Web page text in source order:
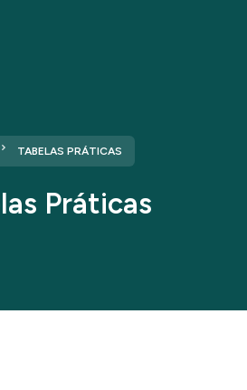
TABELAS PRÁTICAS
Práticas